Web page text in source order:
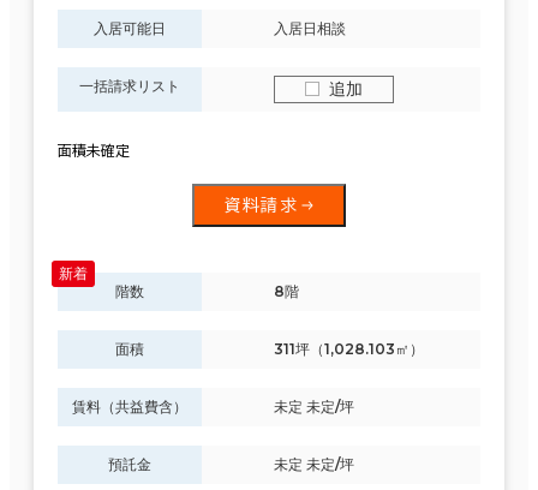
入居可能日 入居日相談
一括請求リスト 追加
面積未確定
資料請求
階数 8階
面積 311坪（1,028.103㎡）
賃料（共益費含） 未定 未定/坪
預託金 未定 未定/坪